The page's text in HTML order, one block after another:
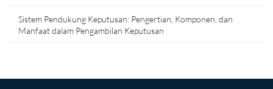
Sistem Pendukung Keputusan: Pengertian, Komponen, dan
Manfaat dalam Pengambilan Keputusan